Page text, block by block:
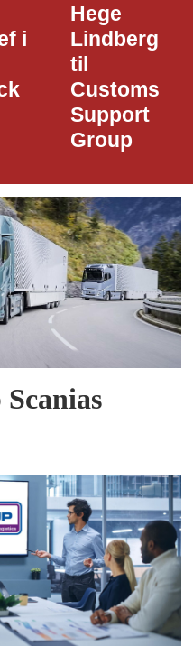
Dette er
den nye
i Narvik
Havn